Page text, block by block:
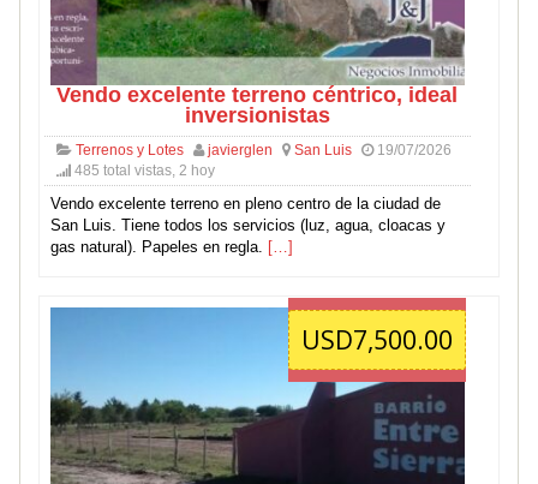
Vendo excelente terreno céntrico, ideal
inversionistas
Terrenos y Lotes javierglen San Luis
19/07/2026
485 total vistas, 2 hoy
Vendo excelente terreno en pleno centro de la ciudad de
San Luis. Tiene todos los servicios (luz, agua, cloacas y
gas natural). Papeles en regla. […]
USD7,500.00